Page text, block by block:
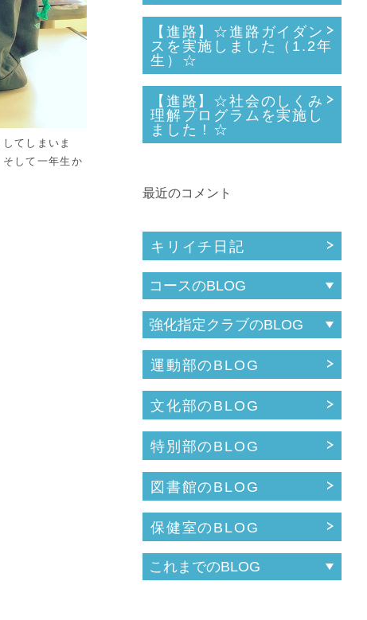
てしまいま
して一年生か
【進路】☆進路ガイダン
スを実施しました（1.2年
生）☆
【進路】☆社会のしくみ
理解プログラムを実施し
ました！☆
最近のコメント
キリイチ日記
運動部のBLOG
文化部のBLOG
特別部のBLOG
図書館のBLOG
保健室のBLOG